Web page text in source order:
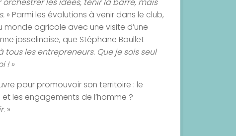
orchestrer les idées, tenir la barre, mais
» Parmi les évolutions à venir dans le club,
agricole avec une visite d’une
josselinaise, que Stéphane Boullet
tous les entrepreneurs. Que je sois seul
! »
pour promouvoir son territoire : le
les engagements de l’homme ?
»